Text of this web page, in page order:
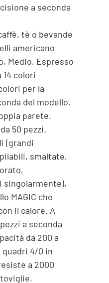
a seconda
tè o bevande
americano
Medio, Espresso
14 colori
per la
del modello.
parete.
50 pezzi.
(grandi
smaltate,
singolarmente),
MAGIC che
il calore. A
a seconda
da 200 a
quadri 4/0 in
a 2000